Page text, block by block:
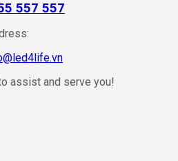
557 557
assist and serve you!